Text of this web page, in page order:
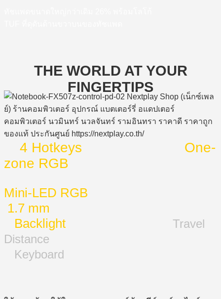
THE WORLD AT YOUR
FINGERTIPS
4 Hotkeys One-
zone RGB
Mini-LED RGB
1.7 mm
Backlight
Travel
Distance
Keyboard